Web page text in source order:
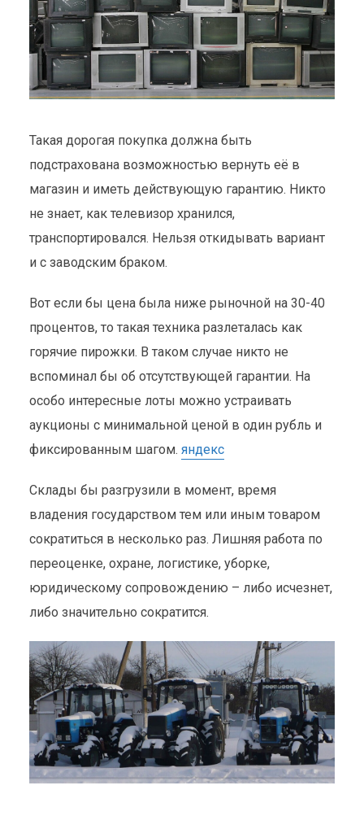
ХАЛЯВЫ НЕТ:
БЕЛОРУССКИЙ
КОНФИСКАТ
Гражданская позиция
18 июня 2015
2 мин. на чтение
Такая дорогая покупка должна быть
подстрахована возможностью вернуть её в
магазин и иметь действующую гарантию. Никто
не знает, как телевизор хранился,
транспортировался. Нельзя откидывать вариант
и с заводским браком.
Вот если бы цена была ниже рыночной на 30-40
процентов, то такая техника разлеталась как
горячие пирожки. В таком случае никто не
вспоминал бы об отсутствующей гарантии. На
особо интересные лоты можно устраивать
аукционы с минимальной ценой в один рубль и
фиксированным шагом. яндекс
Склады бы разгрузили в момент, время
владения государством тем или иным товаром
сократиться в несколько раз. Лишняя работа по
переоценке, охране, логистике, уборке,
юридическому сопровождению – либо исчезнет,
либо значительно сократится.